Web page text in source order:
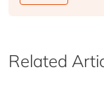
Related